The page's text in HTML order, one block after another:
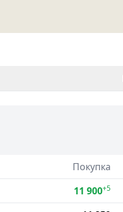
Покупка
11 900+5